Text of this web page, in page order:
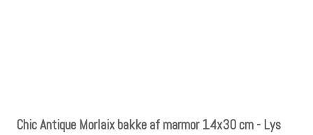
Chic Antique Morlaix bakke af marmor 14x30 cm - Lys